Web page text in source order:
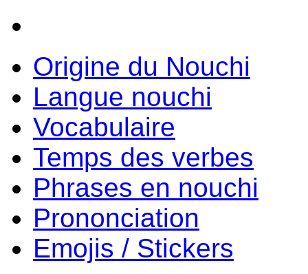
Origine du Nouchi
Langue nouchi
Vocabulaire
Temps des verbes
Phrases en nouchi
Prononciation
Emojis / Stickers